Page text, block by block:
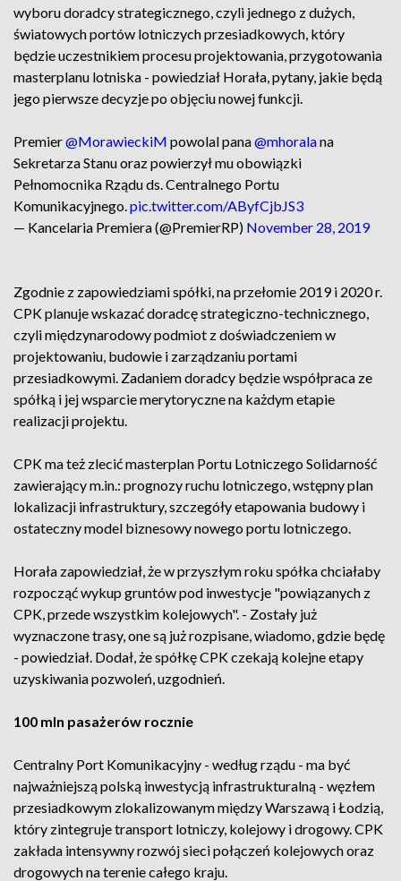
wyboru doradcy strategicznego, czyli jednego z dużych,
światowych portów lotniczych przesiadkowych, który
będzie uczestnikiem procesu projektowania, przygotowania
masterplanu lotniska - powiedział Horała, pytany, jakie będą
jego pierwsze decyzje po objęciu nowej funkcji.
Premier@MorawieckiM powolal pana@mhoralana
Sekretarza Stanu oraz powierzył mu obowiązki
Pełnomocnika Rządu ds. Centralnego Portu
Komunikacyjnego.pic.twitter.com/AByfCjbJS3
— Kancelaria Premiera (@PremierRP) November 28, 2019
Zgodnie z zapowiedziami spółki, na przełomie 2019 i 2020 r.
CPK planuje wskazać doradcę strategiczno-technicznego,
czyli międzynarodowy podmiot z doświadczeniem w
projektowaniu, budowie i zarządzaniu portami
przesiadkowymi. Zadaniem doradcy będzie współpraca ze
spółką i jej wsparcie merytoryczne na każdym etapie
realizacji projektu.
CPK ma też zlecić masterplan Portu Lotniczego Solidarność
zawierający m.in.: prognozy ruchu lotniczego, wstępny plan
lokalizacji infrastruktury, szczegóły etapowania budowy i
ostateczny model biznesowy nowego portu lotniczego.
Horała zapowiedział, że w przyszłym roku spółka chciałaby
rozpocząć wykup gruntów pod inwestycje "powiązanych z
CPK, przede wszystkim kolejowych". - Zostały już
wyznaczone trasy, one są już rozpisane, wiadomo, gdzie będę
- powiedział. Dodał, że spółkę CPK czekają kolejne etapy
uzyskiwania pozwoleń, uzgodnień.
100 mln pasażerów rocznie
Centralny Port Komunikacyjny - według rządu - ma być
najważniejszą polską inwestycją infrastrukturalną - węzłem
przesiadkowym zlokalizowanym między Warszawą i Łodzią,
który zintegruje transport lotniczy, kolejowy i drogowy. CPK
zakłada intensywny rozwój sieci połączeń kolejowych oraz
drogowych na terenie całego kraju.